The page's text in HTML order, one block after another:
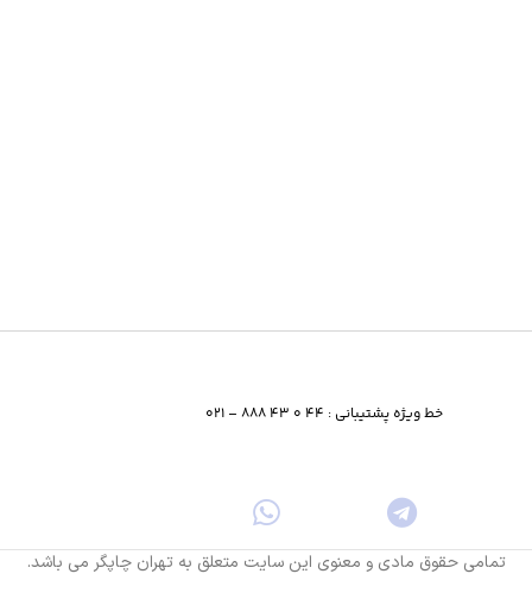
خط ویژه پشتیبانی : 44 0 43 888 – 021
تمامی حقوق مادی و معنوی این سایت متعلق به تهران چاپگر می باشد.